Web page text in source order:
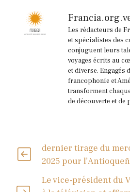
Les rédacteurs de
et spécialistes des
conjuguent leurs
voyages écrits au
et diverse. Engagés
francophonie et
transforment
de découverte et de
dernier tirage du
2025 pour
Le vice-président du